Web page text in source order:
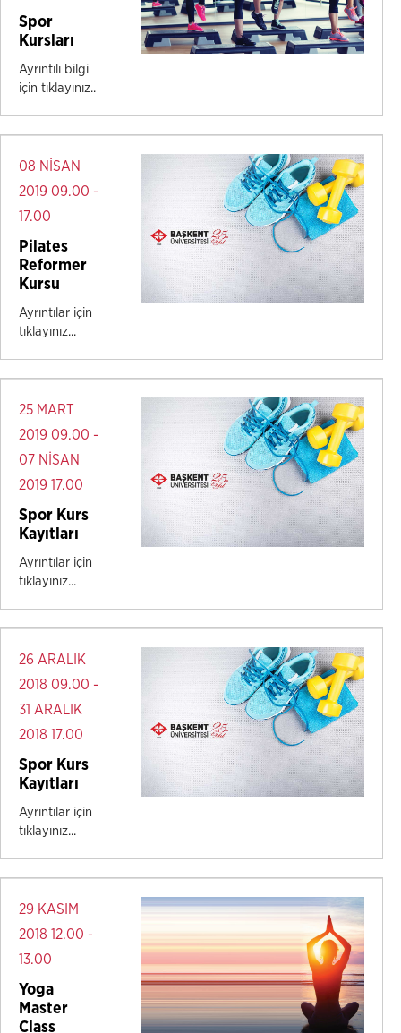
Spor
Kursları
Ayrıntılı bilgi
için tıklayınız..
08 NİSAN
2019 09.00 -
17.00
Pilates
Reformer
Kursu
Ayrıntılar için
tıklayınız...
25 MART
2019 09.00 -
07 NİSAN
2019 17.00
Spor Kurs
Kayıtları
Ayrıntılar için
tıklayınız...
26 ARALIK
2018 09.00 -
31 ARALIK
2018 17.00
Spor Kurs
Kayıtları
Ayrıntılar için
tıklayınız...
29 KASIM
2018 12.00 -
13.00
Yoga
Master
Class